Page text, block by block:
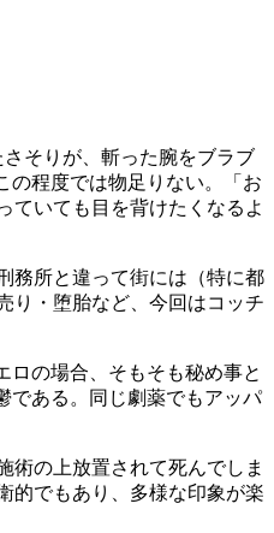
そりが、斬った腕をブラブ
の程度では物足りない。「お
ていても目を背けたくなるよ
務所と違って街には（特に都
り・堕胎など、今回はコッチ
ロの場合、そもそも秘め事と
である。同じ劇薬でもアッパ
術の上放置されて死んでしま
的でもあり、多様な印象が楽